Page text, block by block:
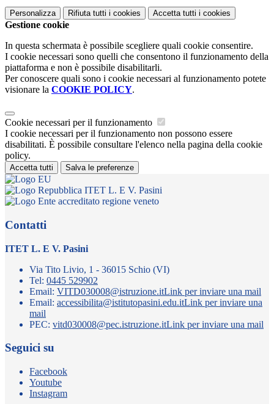
Personalizza Rifiuta tutti i cookies Accetta tutti i cookies
Gestione cookie
In questa schermata è possibile scegliere quali cookie consentire.
I cookie necessari sono quelli che consentono il funzionamento della
piattaforma e non è possibile disabilitarli.
Per conoscere quali sono i cookie necessari al funzionamento potete
visionare la COOKIE POLICY.
Cookie necessari per il funzionamento
I cookie necessari per il funzionamento non possono essere
disabilitati. È possibile consultare l'elenco nella pagina della cookie
policy.
Accetta tutti Salva le preferenze
ITET L. E V. Pasini
Contatti
ITET L. E V. Pasini
Via Tito Livio, 1 - 36015 Schio (VI)
Tel: 0445 529902
Email: VITD030008@istruzione.itLink per inviare una mail
Email: accessibilita@istitutopasini.edu.itLink per inviare una
mail
PEC: vitd030008@pec.istruzione.itLink per inviare una mail
Seguici su
Facebook
Youtube
Instagram